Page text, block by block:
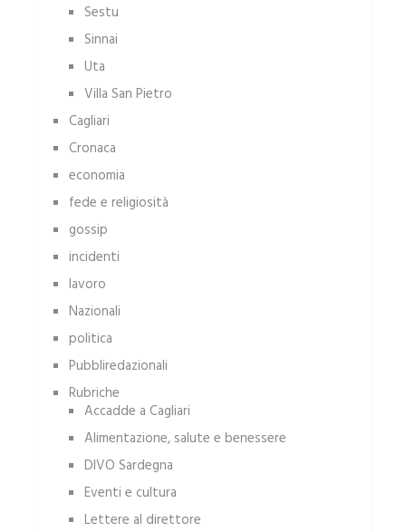
Sestu
Sinnai
Uta
Villa San Pietro
Cagliari
Cronaca
economia
fede e religiosità
gossip
incidenti
lavoro
Nazionali
politica
Pubbliredazionali
Rubriche
Accadde a Cagliari
Alimentazione, salute e benessere
DIVO Sardegna
Eventi e cultura
Lettere al direttore